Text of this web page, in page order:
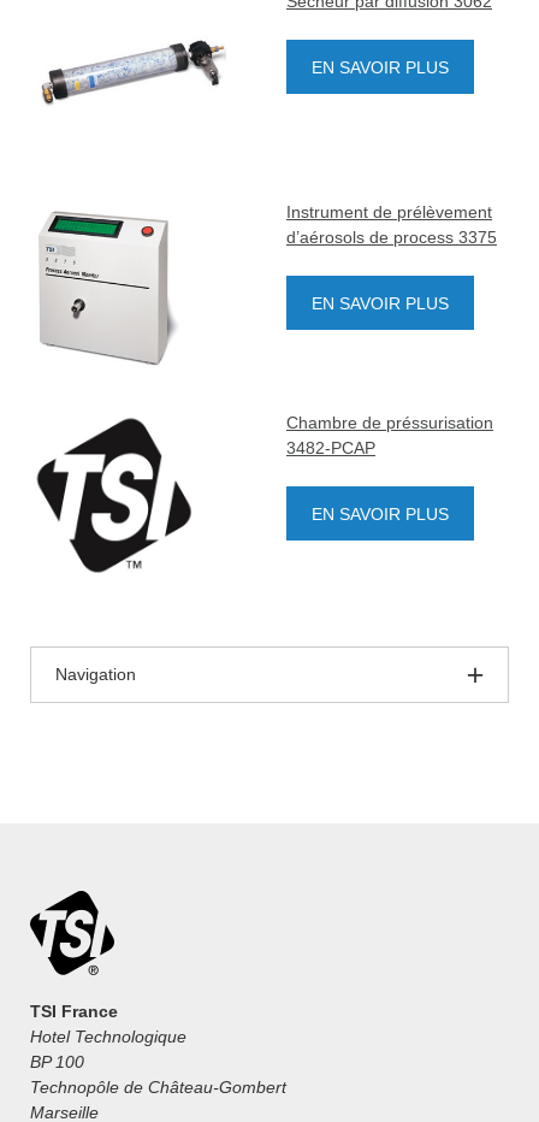
EN SAVOIR PLUS
Instrument de prélèvement
d’aérosols de process 3375
EN SAVOIR PLUS
Chambre de préssurisation
3482-PCAP
EN SAVOIR PLUS
Navigation
TSI France
Hotel Technologique
BP 100
Technopôle de Château-Gombert
Marseille